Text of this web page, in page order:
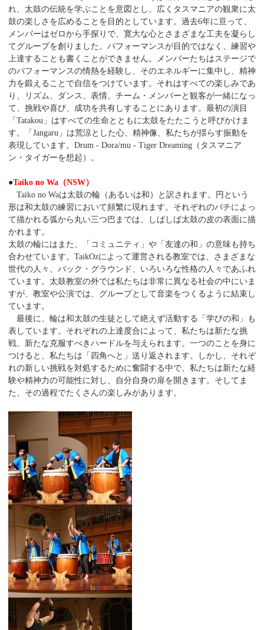
れ、太鼓の伝統を学ぶことを意図とし、広くタスマニアの観衆に太
鼓の楽しさを広めることを目的としています。過去6年に亘って、
メンバーはゼロから手探りで、寛大な心とさまざまな工夫を凝らし
てグループを創りました。パフォーマンスが目的ではなく、練習や
上達することも書くことができません。メンバーたちはステージで
のパフォーマンスの情熱を経験し、そのエネルギーに集中し、精神
力を鍛えることで自信をつけています。それはすべての楽しみであ
り、リズム、ダンス、表情、チーム・メンバーと観客が一緒になっ
て、挑戦や喜び、成功を共有しすることにあります。最初の演目
「Tatakou」はすべての生命とともに太鼓をたたこうと呼びかけま
す。「Jangaru」は荒涼とした心、精神像、私たちが揺らす振動を
表現しています。Drum - Dora/mu - Tiger Dreaming（タスマニア
ン・タイガーを想起）。
●Taiko no Wa（NSW）
Taiko no Waは太鼓の輪（あるいは和）と訳されます。円という
形は和太鼓の練習において頻繁に現れます。それぞれのバチによっ
て描かれる弧から丸い三つ巴までは、しばしば太鼓の皮の表面に描
かれます。
太鼓の輪にはまた、「コミュニティ」や「友達の和」の意味も持ち
合わせています。TaikOzによって運営される教室では、さまざまな
世代の人々、バック・グラウンド、いろいろな性格の人々であふれ
ています。太鼓教室の外では私たちは非常に異なる社会の中にいま
すが、教室や公演では、グループとして音楽をつくるように結束し
ています。
最後に、輪は和太鼓の生徒として絶えず活動する「学びの和」も
表しています。それぞれの上達度合によって、私たちは新たな挑
戦、新たな克服すべきハードルを与えられます。一つのことを身に
つけると、私たちは「四角へと」送り返されます。しかし、それぞ
れの新しい挑戦を対処するために奮闘する中で、私たちは新たな経
験や精神力の可能性に対し、自分自身の扉を開きます。そしてま
た、その過程でたくさんの楽しみがあります。